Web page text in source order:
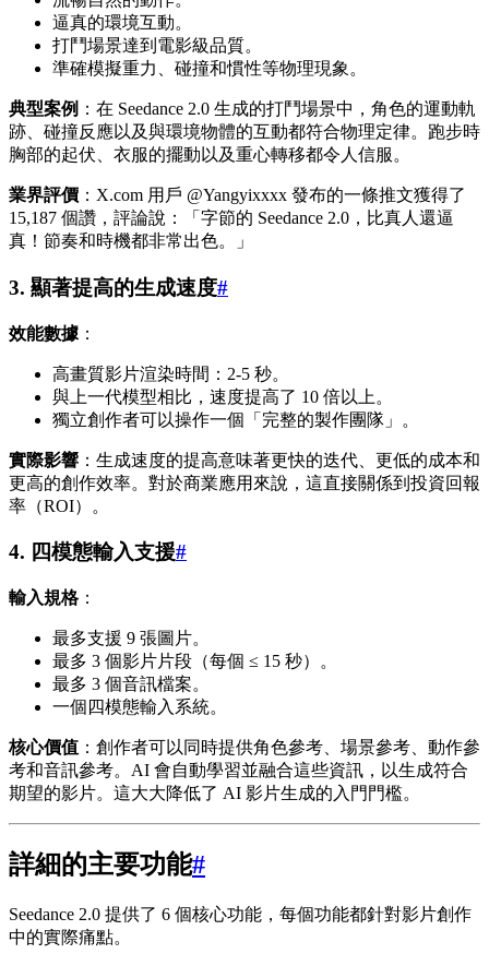
逼真的環境互動。
打鬥場景達到電影級品質。
準確模擬重力、碰撞和慣性等物理現象。
典型案例 ：在 Seedance 2.0 生成的打鬥場景中，角色的運動軌
跡、碰撞反應以及與環境物體的互動都符合物理定律。跑步時
胸部的起伏、衣服的擺動以及重心轉移都令人信服。
業界評價 ：X.com 用戶 @Yangyixxxx 發布的一條推文獲得了
15,187 個讚，評論說：「字節的 Seedance 2.0，比真人還逼
真！節奏和時機都非常出色。」
3. 顯著提高的生成速度#
效能數據 ：
高畫質影片渲染時間：2-5 秒。
與上一代模型相比，速度提高了 10 倍以上。
獨立創作者可以操作一個「完整的製作團隊」。
實際影響 ：生成速度的提高意味著更快的迭代、更低的成本和
更高的創作效率。對於商業應用來說，這直接關係到投資回報
率（ROI）。
4. 四模態輸入支援#
輸入規格：
最多支援 9 張圖片。
最多 3 個影片片段（每個 ≤ 15 秒）。
最多 3 個音訊檔案。
一個四模態輸入系統。
核心價值 ：創作者可以同時提供角色參考、場景參考、動作參
考和音訊參考。AI 會自動學習並融合這些資訊，以生成符合
期望的影片。這大大降低了 AI 影片生成的入門門檻。
詳細的主要功能#
Seedance 2.0 提供了 6 個核心功能，每個功能都針對影片創作
中的實際痛點。